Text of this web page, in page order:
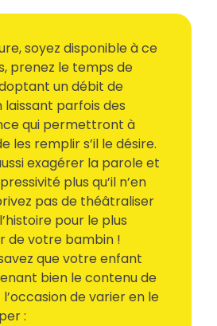
soyez disponible à ce
prenez le temps de
un débit de
parfois des
qui permettront à
les remplir s’il le désire.
exagérer la parole et
plus qu’il n’en
pas de théâtraliser
pour le plus
de votre bambin !
que votre enfant
bien le contenu de
l’occasion de varier en le
: